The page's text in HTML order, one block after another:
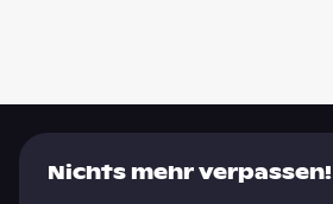
Nichts mehr verpassen!